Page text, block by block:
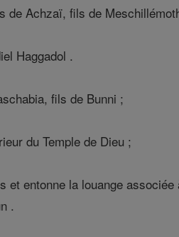
Achzaï, fils de
Haggadol .
fils de Bunni ;
du Temple de Dieu ;
entonne la louange
.